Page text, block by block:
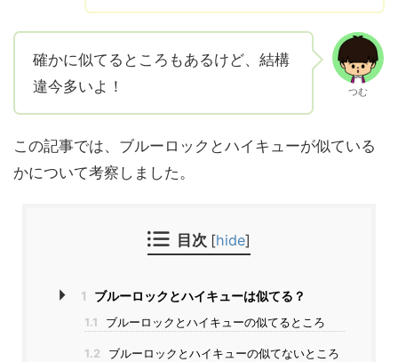
確かに似てるところもあるけど、結構
違今多いよ！
つむ
この記事では、ブルーロックとハイキューが似ている
かについて考察しました。
目次 [hide]
1 ブルーロックとハイキューは似てる？
1.1 ブルーロックとハイキューの似てるところ
1.2 ブルーロックとハイキューの似てないところ